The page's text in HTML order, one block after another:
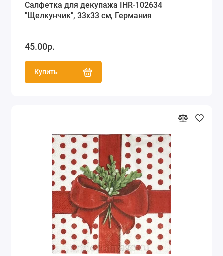
Салфетка для декупажа IHR-102634
"Щелкунчик", 33х33 см, Германия
45.00р.
Купить